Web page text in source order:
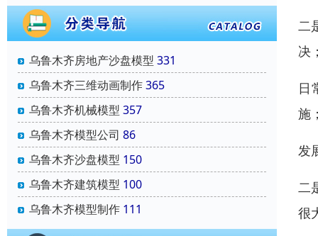
乌鲁木齐房地产沙盘模型 331
乌鲁木齐三维动画制作365
乌鲁木齐机械模型 357
乌鲁木齐模型公司 86
乌鲁木齐沙盘模型 150
乌鲁木齐建筑模型 100
乌鲁木齐模型制作 111
二
决
日
施
发
二
很